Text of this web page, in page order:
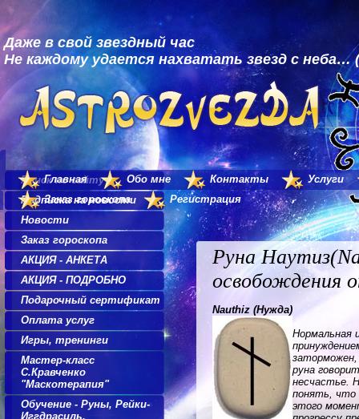
Даже в свой звездный час
Не каждому удается нахватать звезд с неба…
Главная Обо мне Контакты
Услуги
Заказ гороскопа
Регистрация
Поиск по сайту
Подписка на новости
Новости
Заказ гороскопа
АКЦИЯ - АНКЕТА
АКЦИЯ - ПОДРОБНО
Подарочный сертификат
Оплата услуг
Игры, тренинги
Мастер-класс
С.Кравченко
"Маскотерапия"
Обучение - Руны, Рейки-
Иггдрасиль,
Руна
освобождения
Nauthiz (Нужда)
Нормальная
руна
несчастье.
понять, что
этого